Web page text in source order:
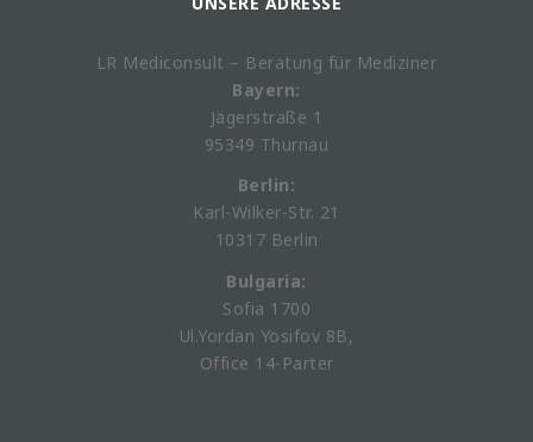
LR Mediconsult – Beratung für Mediziner
Bayern:
Jägerstraße 1
95349 Thurnau
Berlin:
Karl-Wilker-Str. 21
10317 Berlin
Bulgaria:
Sofia 1700
Ul.Yordan Yosifov 8B,
Office 14-Parter